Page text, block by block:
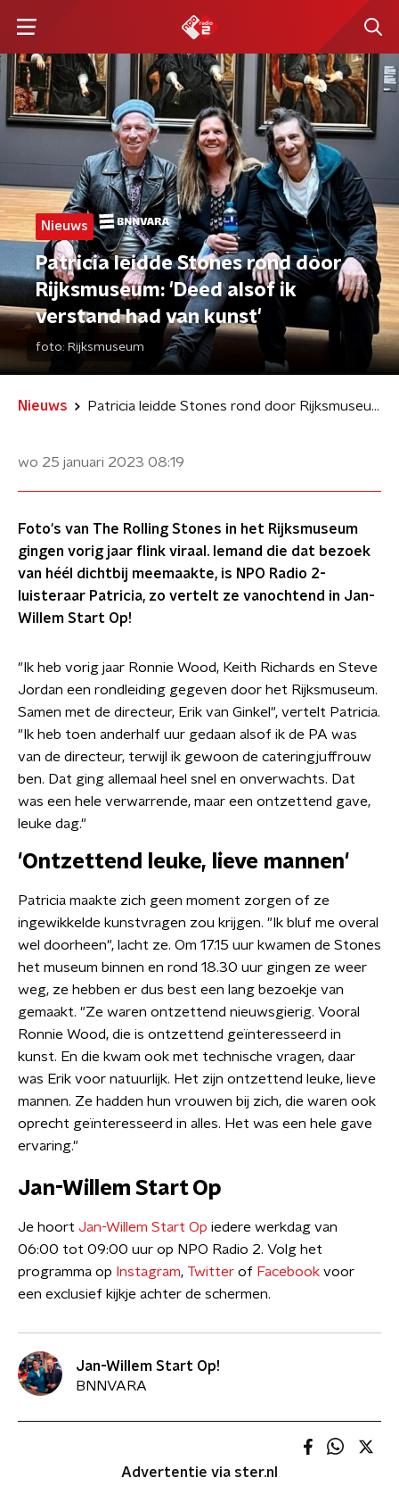
Nieuws
Patricia leidde Stones rond door
Rijksmuseum: 'Deed alsof ik
verstand had van kunst'
foto: Rijksmuseum
Nieuws Patricia leidde Stones rond door Rijksmuseum: 'Deed alsof ik verstand had van kunst'
wo 25 januari 2023 08:19
Foto's van The Rolling Stones in het Rijksmuseum
gingen vorig jaar flink viraal. Iemand die dat bezoek
van héél dichtbij meemaakte, is NPO Radio 2-
luisteraar Patricia, zo vertelt ze vanochtend in Jan-
Willem Start Op!
"Ik heb vorig jaar Ronnie Wood, Keith Richards en Steve
Jordan een rondleiding gegeven door het Rijksmuseum.
Samen met de directeur, Erik van Ginkel", vertelt Patricia.
"Ik heb toen anderhalf uur gedaan alsof ik de PA was
van de directeur, terwijl ik gewoon de cateringjuffrouw
ben. Dat ging allemaal heel snel en onverwachts. Dat
was een hele verwarrende, maar een ontzettend gave,
leuke dag."
'Ontzettend leuke, lieve mannen'
Patricia maakte zich geen moment zorgen of ze
ingewikkelde kunstvragen zou krijgen. "Ik bluf me overal
wel doorheen", lacht ze. Om 17.15 uur kwamen de Stones
het museum binnen en rond 18.30 uur gingen ze weer
weg, ze hebben er dus best een lang bezoekje van
gemaakt. "Ze waren ontzettend nieuwsgierig. Vooral
Ronnie Wood, die is ontzettend geïnteresseerd in
kunst. En die kwam ook met technische vragen, daar
was Erik voor natuurlijk. Het zijn ontzettend leuke, lieve
mannen. Ze hadden hun vrouwen bij zich, die waren ook
oprecht geïnteresseerd in alles. Het was een hele gave
ervaring."
Jan-Willem Start Op
Je hoort Jan-Willem Start Op iedere werkdag van
06:00 tot 09:00 uur op NPO Radio 2. Volg het
programma op Instagram, Twitter of Facebook voor
een exclusief kijkje achter de schermen.
Jan-Willem Start Op!
BNNVARA
Advertentie via ster.nl